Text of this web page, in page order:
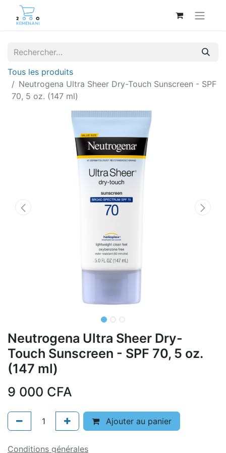
Tous les produits
Neutrogena Ultra Sheer Dry-Touch Sunscreen - SPF
70, 5 oz. (147 ml)
Neutrogena Ultra Sheer Dry-
Touch Sunscreen - SPF 70, 5 oz.
(147 ml)
9 000 CFA
Ajouter au panier
Conditions générales